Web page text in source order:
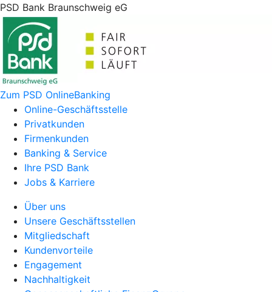
PSD Bank Braunschweig eG
Zum PSD OnlineBanking
Online-Geschäftsstelle
Privatkunden
Firmenkunden
Banking & Service
Ihre PSD Bank
Jobs & Karriere
Über uns
Unsere Geschäftsstellen
Mitgliedschaft
Kundenvorteile
Engagement
Nachhaltigkeit